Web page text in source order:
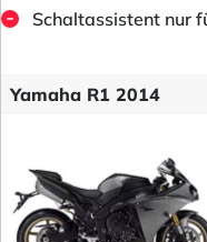
Schaltassistent nur
Yamaha R1 2014